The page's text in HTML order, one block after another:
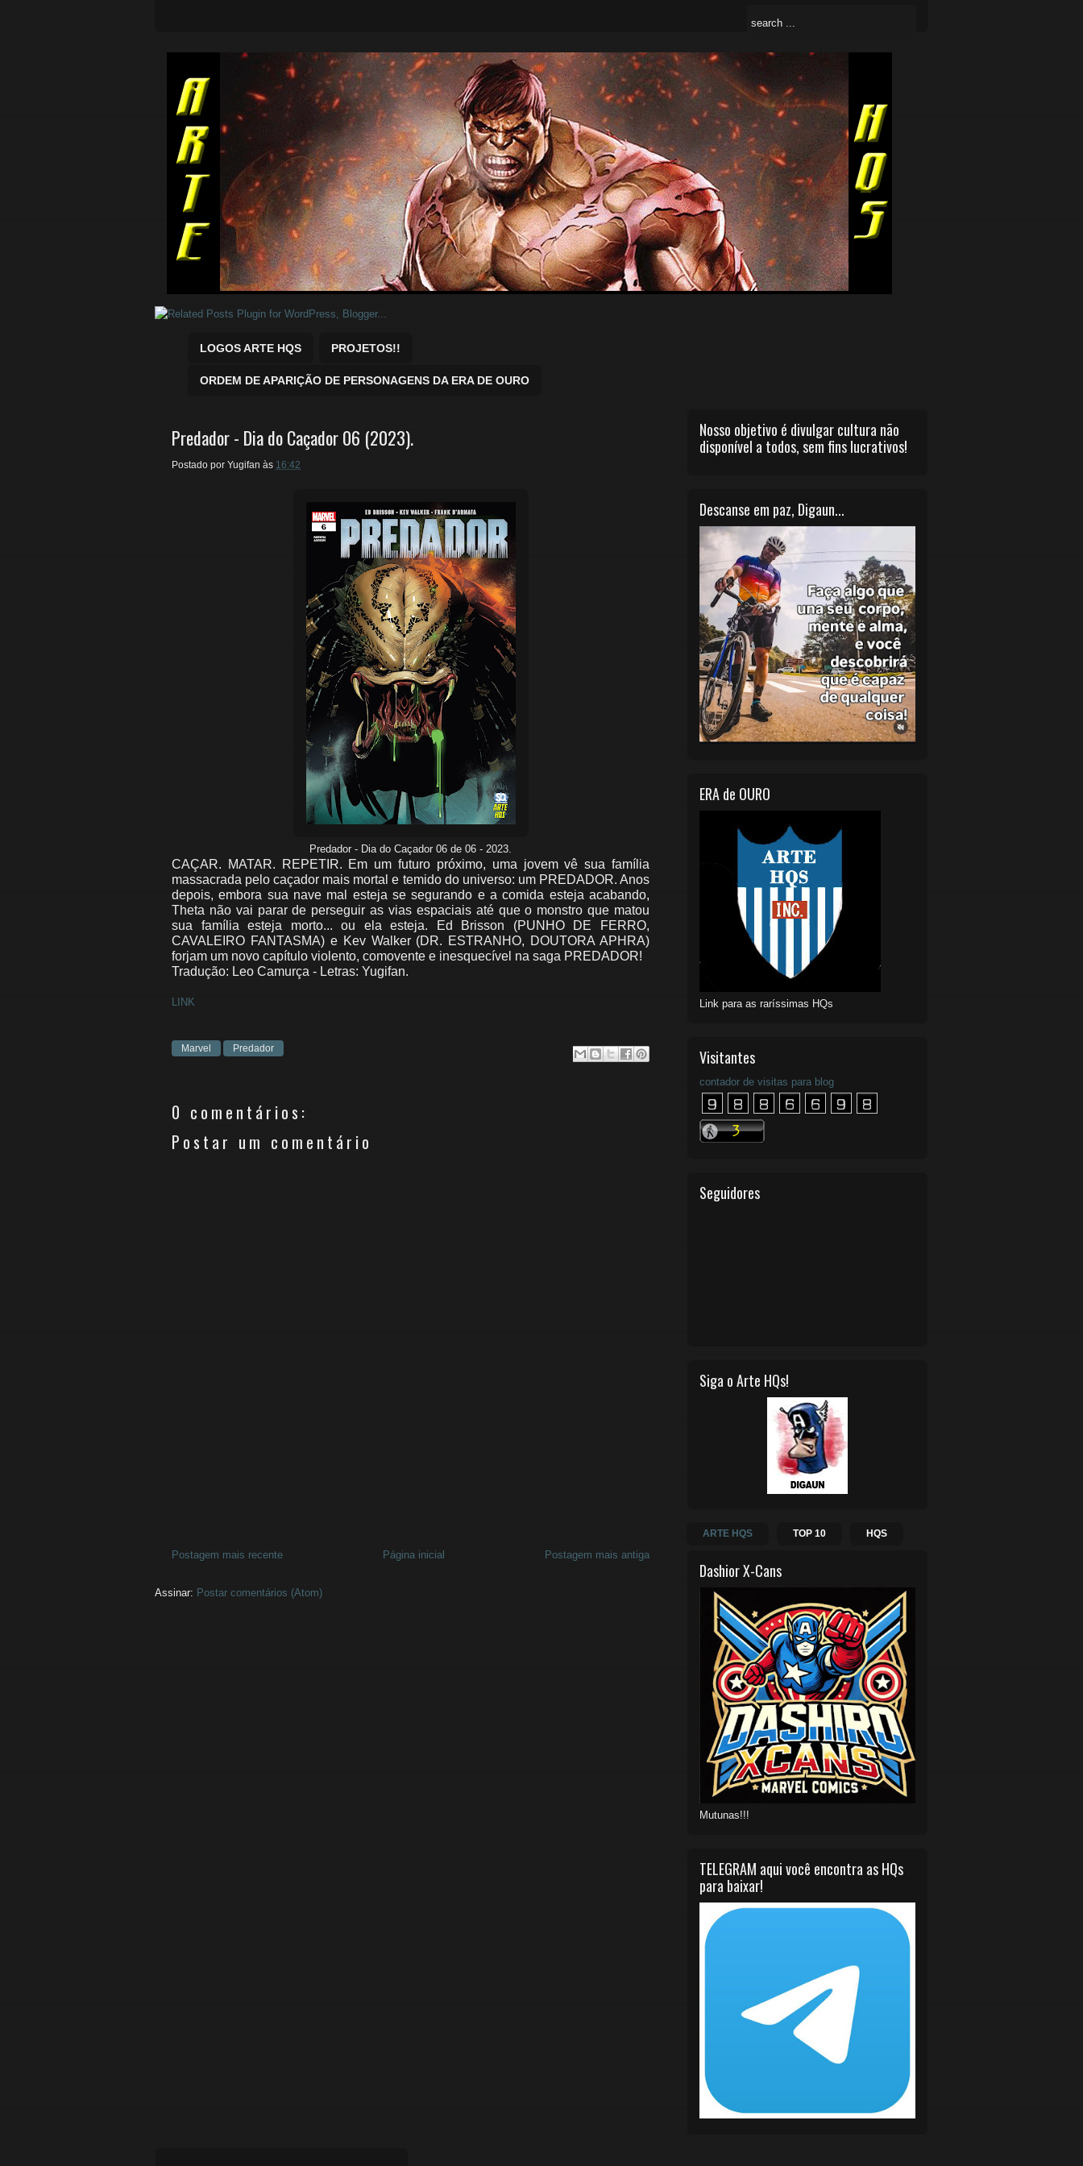
Quadrinhos Marvel e DC para baixar.
LOGOS ARTE HQS PROJETOS!!
ORDEM DE APARIÇÃO DE PERSONAGENS DA ERA DE OURO
Predador - Dia do Caçador 06 (2023).
Postado por Yugifan às 16:42
Predador - Dia do Caçador 06 de 06 - 2023.
CAÇAR. MATAR. REPETIR. Em um futuro próximo, uma jovem vê sua família
massacrada pelo caçador mais mortal e temido do universo: um PREDADOR. Anos
depois, embora sua nave mal esteja se segurando e a comida esteja acabando,
Theta não vai parar de perseguir as vias espaciais até que o monstro que matou
sua família esteja morto... ou ela esteja. Ed Brisson (PUNHO DE FERRO,
CAVALEIRO FANTASMA) e Kev Walker (DR. ESTRANHO, DOUTORA APHRA)
forjam um novo capítulo violento, comovente e inesquecível na saga PREDADOR!
Tradução: Leo Camurça - Letras: Yugifan.
LINK
Marvel Predador
0 comentários:
Postar um comentário
Postagem mais recente Postagem mais antiga
Página inicial
Assinar: Postar comentários (Atom)
Nosso objetivo é divulgar cultura não
disponível a todos, sem fins lucrativos!
Descanse em paz, Digaun...
ERA de OURO
Link para as raríssimas HQs
Visitantes
contador de visitas para blog
Seguidores
Siga o Arte HQs!
ARTE HQS TOP 10 HQS
Dashior X-Cans
Mutunas!!!
TELEGRAM aqui você encontra as HQs
para baixar!